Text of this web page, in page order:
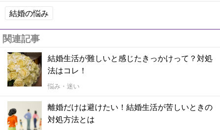
結婚の悩み
関連記事
結婚生活が難しいと感じたきっかけって？対処
法はコレ！
悩み・迷い
離婚だけは避けたい！結婚生活が苦しいときの
対処方法とは